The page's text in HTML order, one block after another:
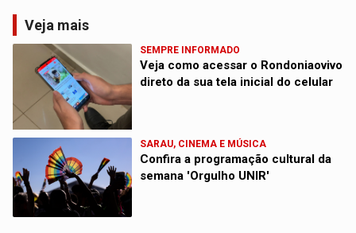
Veja mais
SEMPRE INFORMADO
Veja como acessar o Rondoniaovivo
direto da sua tela inicial do celular
SARAU, CINEMA E MÚSICA
Confira a programação cultural da
semana 'Orgulho UNIR'